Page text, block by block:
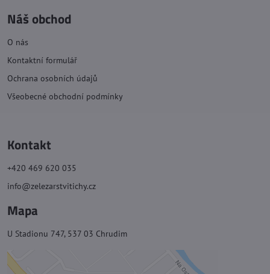
Náš obchod
O nás
Kontaktní formulář
Ochrana osobních údajů
Všeobecné obchodní podmínky
Kontakt
+420 469 620 035
info@zelezarstvitichy.cz
Mapa
U Stadionu 747, 537 03 Chrudim